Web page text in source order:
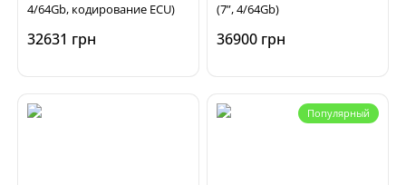
4/64Gb, кодирование ECU)
32631 грн
(7”, 4/64Gb)
36900 грн
Популярный